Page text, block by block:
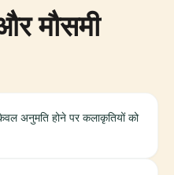
मौसमी
अनुमति होने पर कलाकृतियों को